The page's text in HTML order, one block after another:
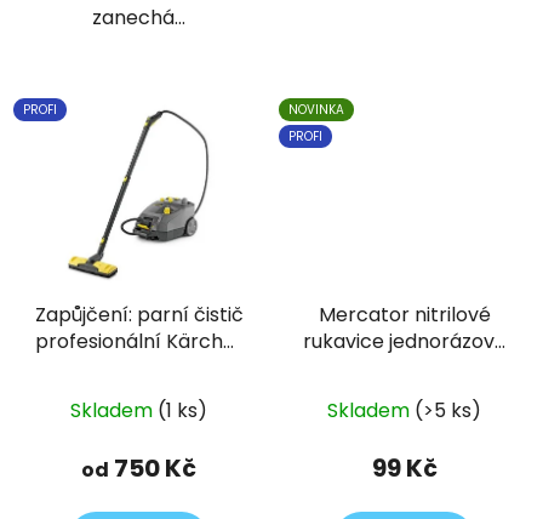
zanechá...
PROFI
Zapůjčení: parní čistič
profesionální Kärcher
Skladem (1 ks)
od 750 Kč
NOVINKA
PROFI
Mercator nitrilové
rukavice jednorázové
modré 100 ks
Skladem (>5 ks)
99 Kč